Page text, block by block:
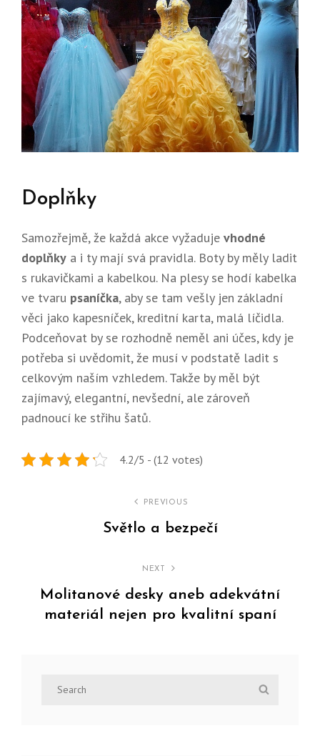
Doplňky
Samozřejmě, že každá akce vyžaduje vhodné
doplňky a i ty mají svá pravidla. Boty by měly ladit
s rukavičkami a kabelkou. Na plesy se hodí kabelka
ve tvaru psaníčka, aby se tam vešly jen základní
věci jako kapesníček, kreditní karta, malá líčidla.
Podceňovat by se rozhodně neměl ani účes, kdy je
potřeba si uvědomit, že musí v podstatě ladit s
celkovým naším vzhledem. Takže by měl být
zajímavý, elegantní, nevšední, ale zároveň
padnoucí ke střihu šatů.
4.2/5 - (12 votes)
PREVIOUS
Světlo a bezpečí
NEXT
Molitanové desky aneb adekvátní
materiál nejen pro kvalitní spaní